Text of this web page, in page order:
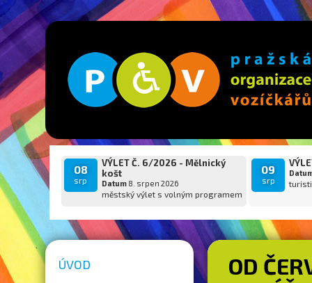
08
srp
VÝLET Č. 6/2026 - Mělnický
košt
Datum8. srpen 2026
městský výlet s volným programem
09
srp
ÚVOD
OD